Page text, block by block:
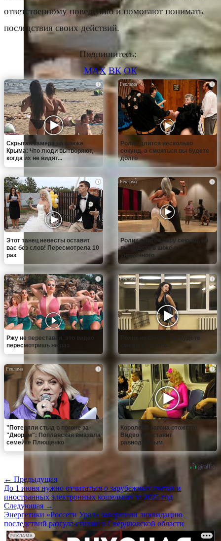
ответственному поведению и помогают понимать
последствия своих действий.
Подпишитесь:
MAX ВК ОК
i
Скрытая камера на пляже
Крыма: Что люди вытворяют,
когда их не видят...
i
Ролик длится несколько
секунд, а смеяться вы будете
долго
i
Этот танец невесты оставит
вас без слов! Пересмотрела 10
раз
i
Ролик длится пару секунд, но
вы будете в шоке от
увиденного
i
Ржу не переставая, это видео
пересмотришь не раз
i
Ролик из Омска: вы будете
i
"Потеряли стыд в погоне за
"Диором": Поплавская вмазала
семейке Плющенко
i
Королева вагона отожгла!
Видео не оставит
равнодушным
← Предыдущая
До 1 июня нужно отчитаться о зарубежных счетах и
иностранных электронных кошельках за 2025 год
Следующая →
Энергетики «Россети Урал» завершили ликвидацию
последствий разгула стихии в Свердловской области
РЕКЛАМА